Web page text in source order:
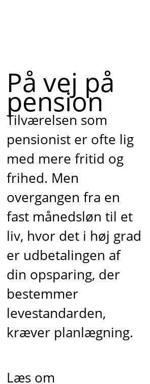
På vej på
pension
Tilværelsen som
pensionist er ofte lig
med mere fritid og
frihed. Men
overgangen fra en
fast månedsløn til et
liv, hvor det i høj grad
er udbetalingen af
din opsparing, der
bestemmer
levestandarden,
kræver planlægning.
Læs om